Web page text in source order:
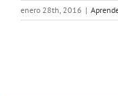
enero 28th, 2016 |